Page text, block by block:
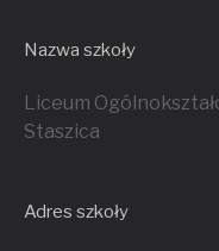
Nazwa szkoły
Liceum
Staszica
Adres szkoły